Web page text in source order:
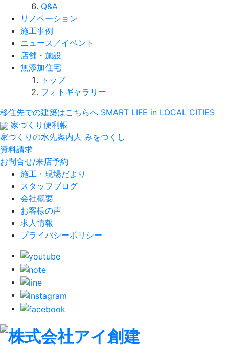
Q&A
リノベーション
施工事例
ニュース／イベント
店舗・施設
無添加住宅
トップ
フォトギャラリー
移住先での建築はこちらへ SMART LIFE in LOCAL CITIES
家づくり便利帳
家づくりの水先案内人 みをつくし
資料請求
お問合せ/来店予約
施工・現場だより
スタッフブログ
会社概要
お客様の声
求人情報
プライバシーポリシー